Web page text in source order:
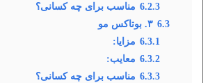
6.2.3 مناسب برای چه کسانی؟
6.3 ۳. بوتاکس مو
6.3.1 مزایا:
6.3.2 معایب:
6.3.3 مناسب برای چه کسانی؟